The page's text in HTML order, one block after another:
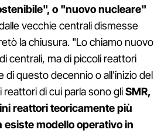
o "nuovo nucleare"
vecchie centrali dismesse
la chiusura. "Lo chiamo nuovo
centrali, ma di piccoli reattori
di questo decennio o all'inizio del
di cui parla sono gliSMR,
reattori teoricamente più
modello operativo in